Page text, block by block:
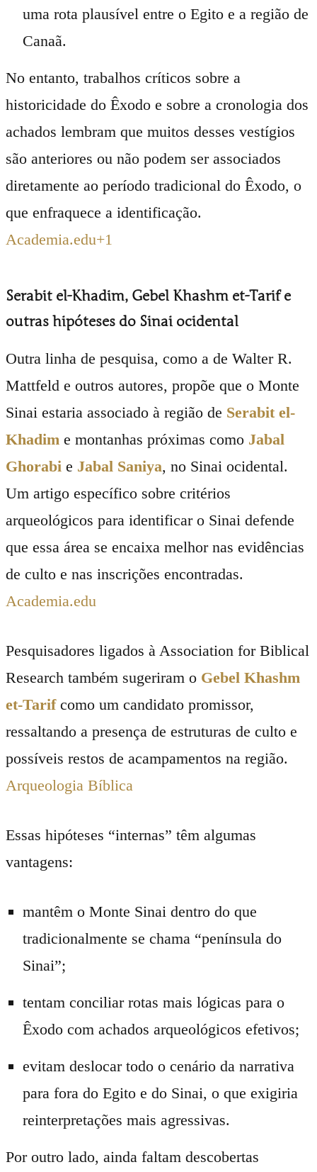
uma rota plausível entre o Egito e a região de
Canaã.
No entanto, trabalhos críticos sobre a
historicidade do Êxodo e sobre a cronologia dos
achados lembram que muitos desses vestígios
são anteriores ou não podem ser associados
diretamente ao período tradicional do Êxodo, o
que enfraquece a identificação.
Academia.edu+1
Serabit el-Khadim, Gebel Khashm et-Tarif e
outras hipóteses do Sinai ocidental
Outra linha de pesquisa, como a de Walter R.
Mattfeld e outros autores, propõe que o Monte
Sinai estaria associado à região de Serabit el-
Khadim e montanhas próximas como Jabal
Ghorabi e Jabal Saniya, no Sinai ocidental.
Um artigo específico sobre critérios
arqueológicos para identificar o Sinai defende
que essa área se encaixa melhor nas evidências
de culto e nas inscrições encontradas.
Academia.edu
Pesquisadores ligados à Association for Biblical
Research também sugeriram o Gebel Khashm
et-Tarifcomo um candidato promissor,
ressaltando a presença de estruturas de culto e
possíveis restos de acampamentos na região.
Arqueologia Bíblica
Essas hipóteses “internas” têm algumas
vantagens:
mantêm o Monte Sinai dentro do que
tradicionalmente se chama “península do
Sinai”;
tentam conciliar rotas mais lógicas para o
Êxodo com achados arqueológicos efetivos;
evitam deslocar todo o cenário da narrativa
para fora do Egito e do Sinai, o que exigiria
reinterpretações mais agressivas.
Por outro lado, ainda faltam descobertas